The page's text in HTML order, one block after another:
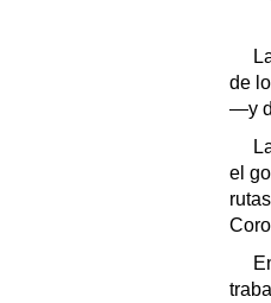
de
—y
el